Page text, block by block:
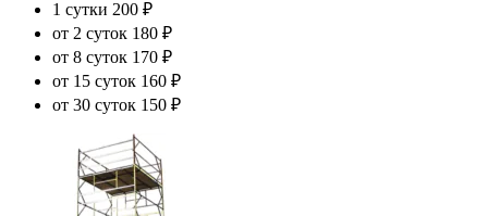
1 сутки 200 ₽
от 2 суток 180 ₽
от 8 суток 170 ₽
от 15 суток 160 ₽
от 30 суток 150 ₽